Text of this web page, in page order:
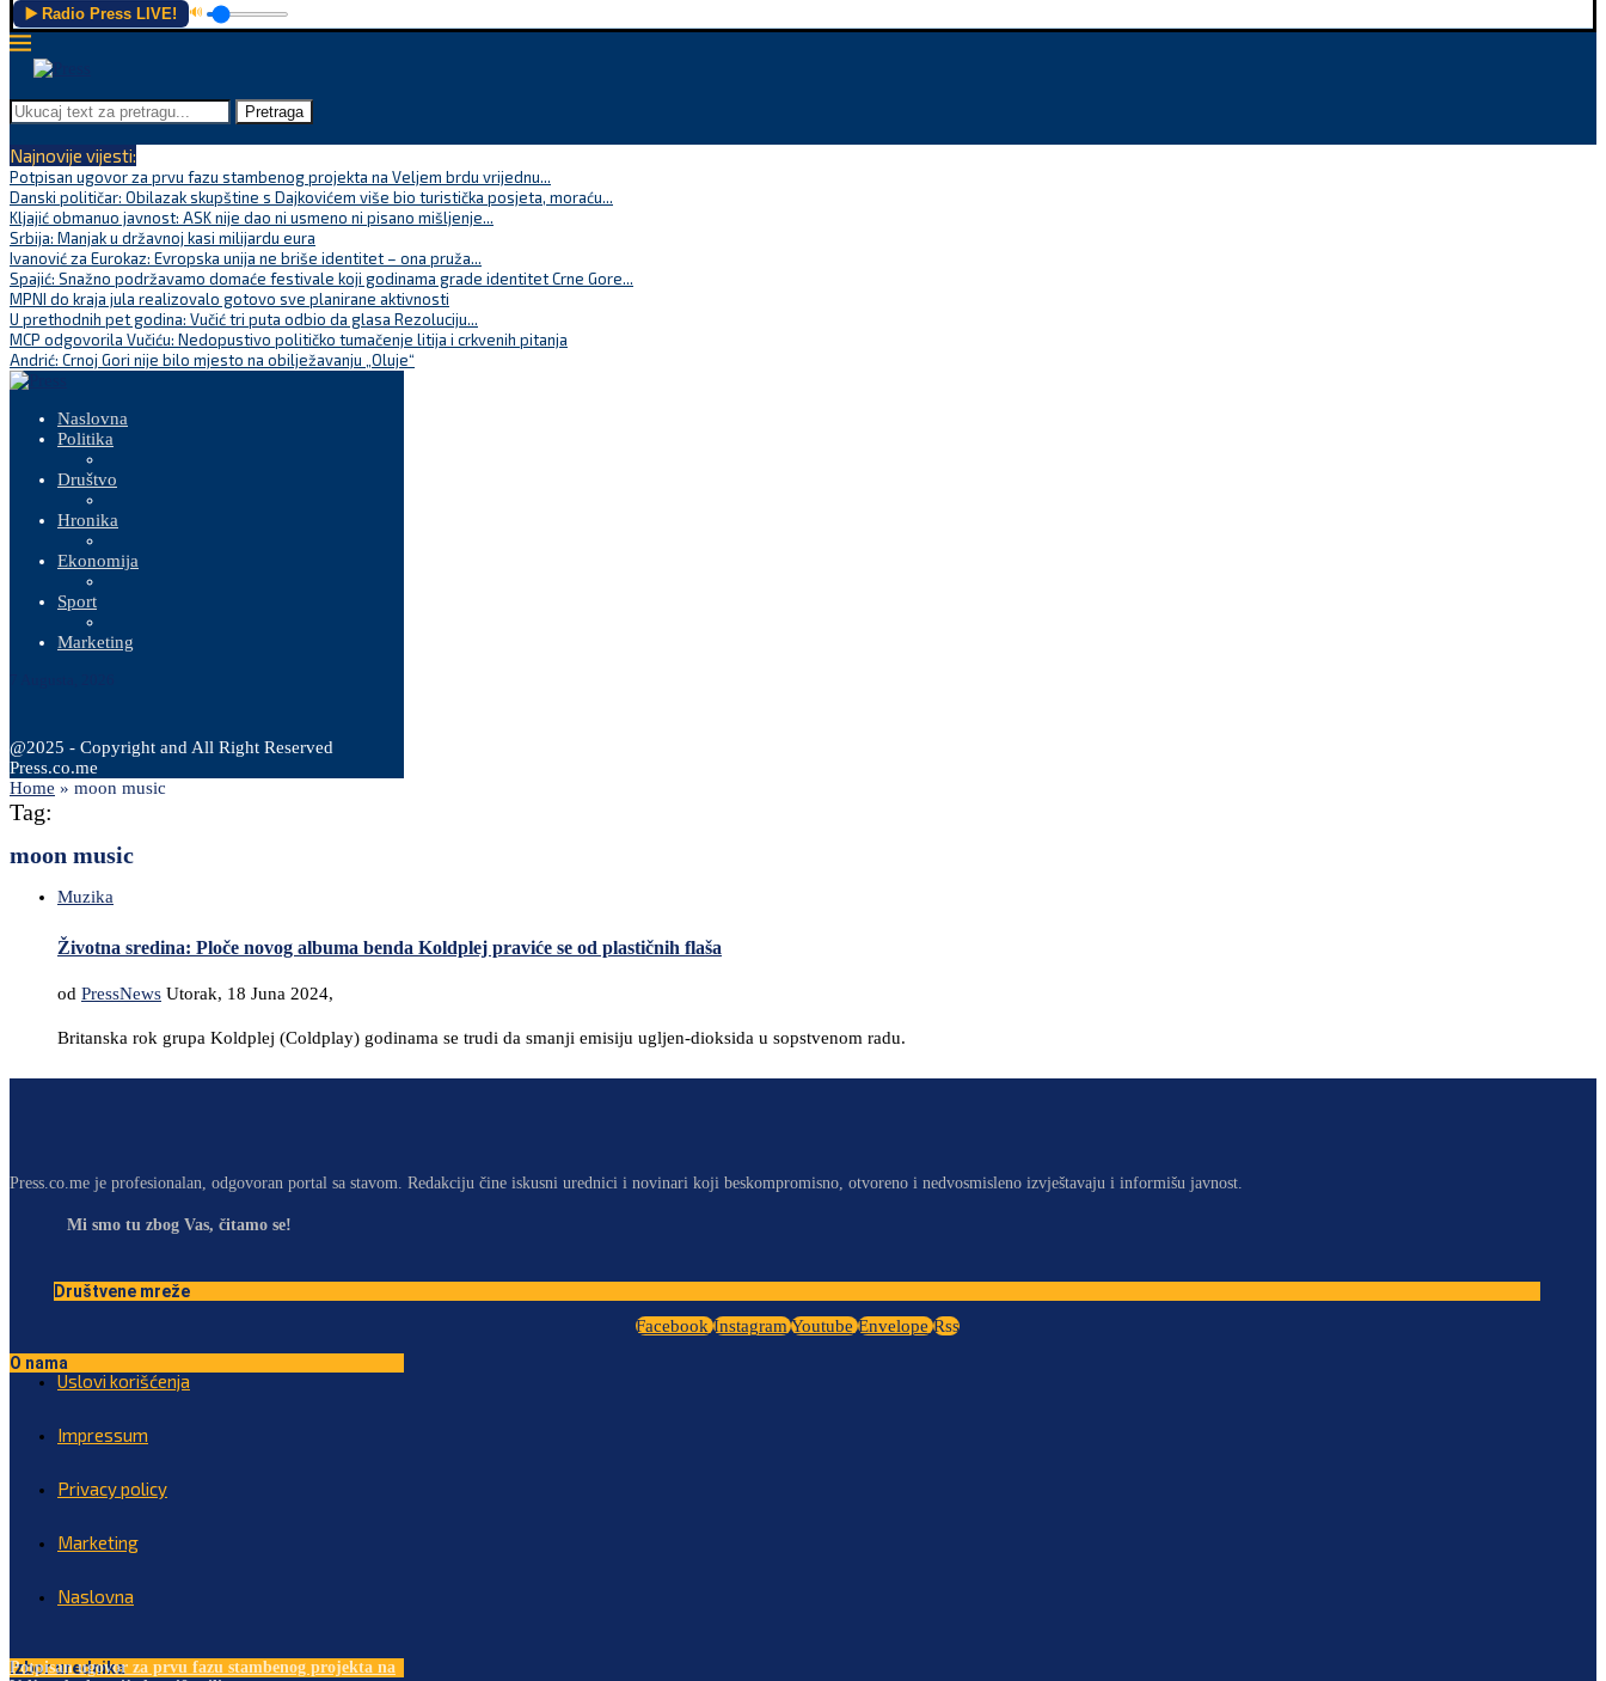
▶️ Radio Press LIVE! 🔊
Pretraga
Najnovije vijesti:
Potpisan ugovor za prvu fazu stambenog projekta na Veljem brdu vrijednu...
Danski političar: Obilazak skupštine s Dajkovićem više bio turistička posjeta, moraću...
Kljajić obmanuo javnost: ASK nije dao ni usmeno ni pisano mišljenje...
Srbija: Manjak u državnoj kasi milijardu eura
Ivanović za Eurokaz: Evropska unija ne briše identitet – ona pruža...
Spajić: Snažno podržavamo domaće festivale koji godinama grade identitet Crne Gore...
MPNI do kraja jula realizovalo gotovo sve planirane aktivnosti
U prethodnih pet godina: Vučić tri puta odbio da glasa Rezoluciju...
MCP odgovorila Vučiću: Nedopustivo političko tumačenje litija i crkvenih pitanja
Andrić: Crnoj Gori nije bilo mjesto na obilježavanju „Oluje“
Naslovna
Politika
Društvo
Hronika
Ekonomija
Sport
Marketing
@2025 - Copyright and All Right Reserved
Press.co.me
Home » moon music
Tag:
moon music
Muzika
Životna sredina: Ploče novog albuma benda Koldplej praviće se od plastičnih flaša
od PressNews Utorak, 18 Juna 2024,
Britanska rok grupa Koldplej (Coldplay) godinama se trudi da smanji emisiju ugljen-dioksida u sopstvenom radu.
Press.co.me je profesionalan, odgovoran portal sa stavom. Redakciju čine iskusni urednici i novinari koji beskompromisno, otvoreno i nedvosmisleno izvještavaju i informišu javnost.
Mi smo tu zbog Vas, čitamo se!
Društvene mreže
Facebook Instagram Youtube Envelope Rss
O nama
Uslovi korišćenja
Impressum
Privacy policy
Marketing
Naslovna
Izbor urednika
Potpisan ugovor za prvu fazu stambenog projekta na